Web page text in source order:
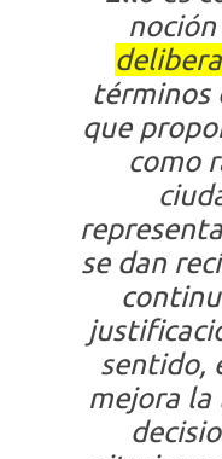
términos
que
como
se dan
sentido,
mejora la